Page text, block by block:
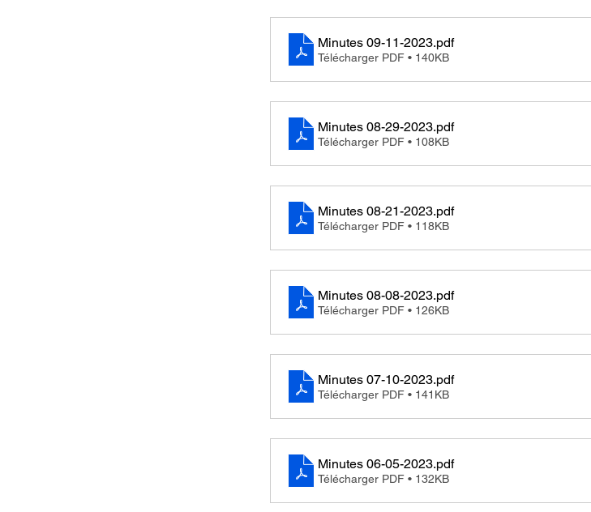
Minutes 09-11-2023.pdf
Télécharger PDF • 140KB
Minutes 08-29-2023.pdf
Télécharger PDF • 108KB
Minutes 08-21-2023.pdf
Télécharger PDF • 118KB
Minutes 08-08-2023.pdf
Télécharger PDF • 126KB
Minutes 07-10-2023.pdf
Télécharger PDF • 141KB
Minutes 06-05-2023.pdf
Télécharger PDF • 132KB